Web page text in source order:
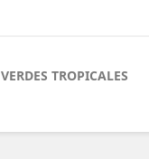
VERDES TROPICALES